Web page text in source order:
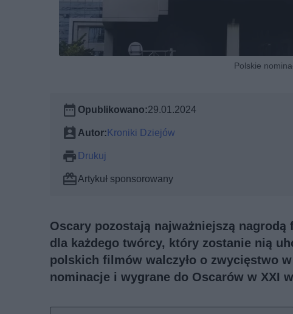
Polskie
Opublikowano:29.01.2024
Autor:Kroniki Dziejów
Drukuj
Artykuł sponsorowany
Oscary pozostają najważniejszą
dla każdego twórcy, który zostanie nią
polskich filmów walczyło o zwycięstwo
nominacje i wygrane do Oscarów w XXI